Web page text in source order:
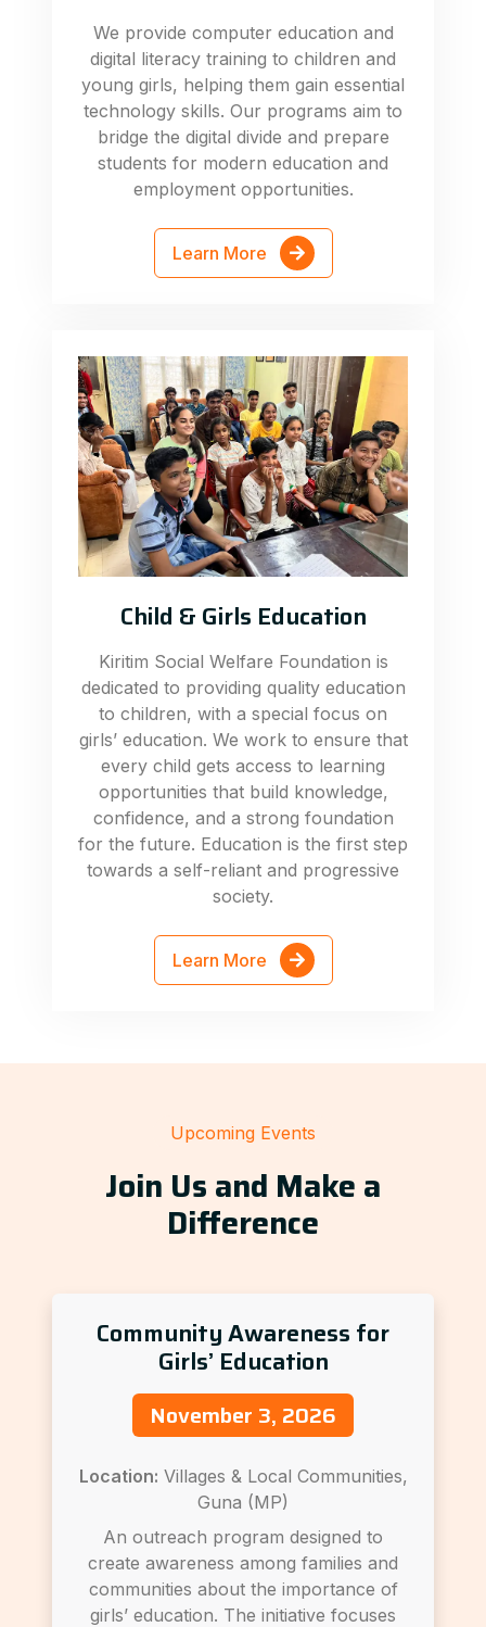
We provide computer education and
digital literacy training to children and
young girls, helping them gain essential
technology skills. Our programs aim to
bridge the digital divide and prepare
students for modern education and
employment opportunities.
Learn More
Child & Girls Education
Kiritim Social Welfare Foundation is
dedicated to providing quality education
to children, with a special focus on
girls’ education. We work to ensure that
every child gets access to learning
opportunities that build knowledge,
confidence, and a strong foundation
for the future. Education is the first step
towards a self-reliant and progressive
society.
Learn More
Upcoming Events
Join Us and Make a
Difference
Community Awareness for
Girls’ Education
November 3, 2026
Location: Villages & Local Communities,
Guna (MP)
An outreach program designed to
create awareness among families and
communities about the importance of
girls’ education. The initiative focuses